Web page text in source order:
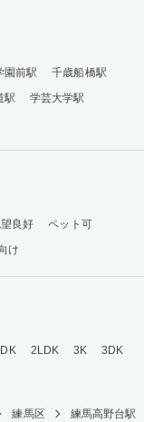
園前駅
千歳船橋駅
駅
学芸大学駅
良好
ペット可
け
2LDK 3K
3DK
練馬区 練馬高野台駅